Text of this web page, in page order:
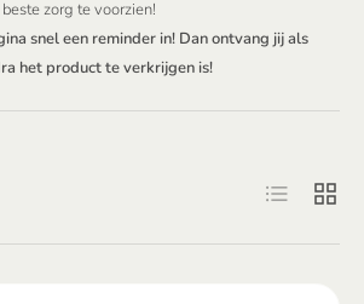
zorg te voorzien!
snel een reminder in! Dan ontvang jij als
het product te verkrijgen is!
Lijst Raster